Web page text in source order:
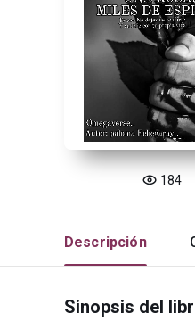
184
Descripción
Sinopsis del